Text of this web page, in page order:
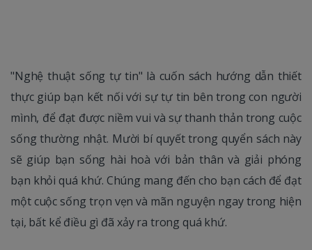
"Nghệ thuật sống tự tin" là cuốn sách hướng dẫn thiết
thực giúp bạn kết nối với sự tự tin bên trong con người
mình, để đạt được niềm vui và sự thanh thản trong cuộc
sống thường nhật. Mười bí quyết trong quyển sách này
sẽ giúp bạn sống hài hoà với bản thân và giải phóng
bạn khỏi quá khứ. Chúng mang đến cho bạn cách để đạt
một cuộc sống trọn vẹn và mãn nguyện ngay trong hiện
tại, bất kể điều gì đã xảy ra trong quá khứ.